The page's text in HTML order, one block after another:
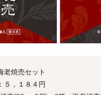
老焼売セット
５，１８４円